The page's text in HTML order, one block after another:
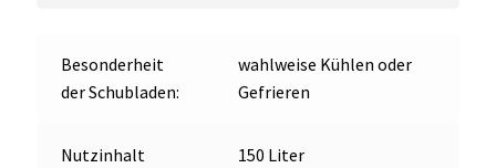
Besonderheit
der Schubladen:
wahlweise Kühlen oder
Gefrieren
Nutzinhalt
150 Liter